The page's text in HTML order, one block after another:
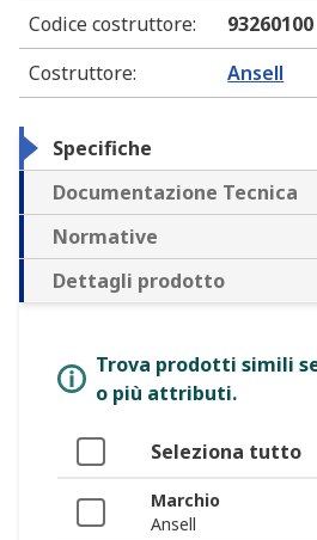
Codice costruttore:
93260100
Costruttore: Ansell
Specifiche
Documentazione Tecnica
Normative
Dettagli prodotto
Trova prodotti simili
o più attributi.
Seleziona tutto
Marchio
Ansell